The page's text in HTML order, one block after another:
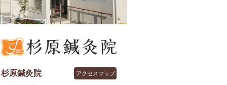
杉原鍼灸院 アクセスマップ